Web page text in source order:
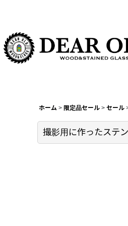
ホーム > 限定品セール > セール
撮影用に作ったステ